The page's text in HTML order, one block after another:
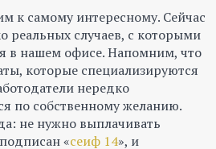
к самому интересному. Сейчас
реальных случаев, с которыми
в нашем офисе. Напомним, что
которые специализируются
нередко
по собственному желанию.
не нужно выплачивать
«сеиф 14», и